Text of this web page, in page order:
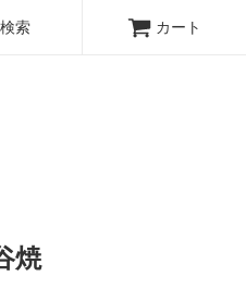
イストゴーなどの北欧ヴィンテ
リーなどの作家の作品が並びま
検索 カート
焼